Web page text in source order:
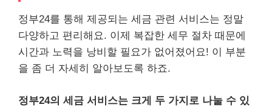
정부24를 통해 제공되는 세금 관련 서비스는 정말
다양하고 편리해요. 이제 복잡한 세무 절차 때문에
시간과 노력을 낭비할 필요가 없어졌어요! 이 부분
을 좀 더 자세히 알아보도록 하죠.
정부24의 세금 서비스는 크게 두 가지로 나눌 수 있